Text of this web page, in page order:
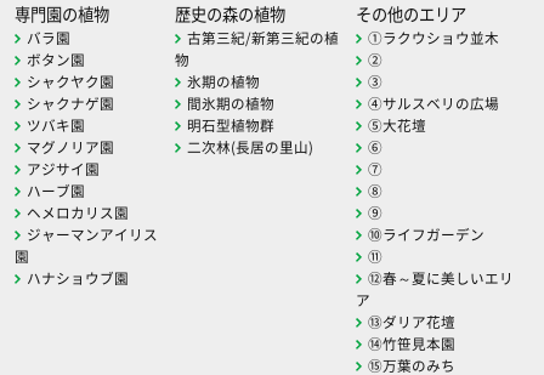
専門園の植物
バラ園
ボタン園
シャクヤク園
シャクナゲ園
ツバキ園
マグノリア園
アジサイ園
ハーブ園
ヘメロカリス園
ジャーマンアイリス
園
ハナショウブ園
歴史の森の植物
古第三紀/新第三紀の植
物
氷期の植物
間氷期の植物
明石型植物群
二次林(長居の里山)
その他のエリア
①ラクウショウ並木
②
③
④サルスベリの広場
⑤大花壇
⑥
⑦
⑧
⑨
⑩ライフガーデン
⑪
⑫春～夏に美しいエリ
ア
⑬ダリア花壇
⑭竹笹見本園
⑮万葉のみち